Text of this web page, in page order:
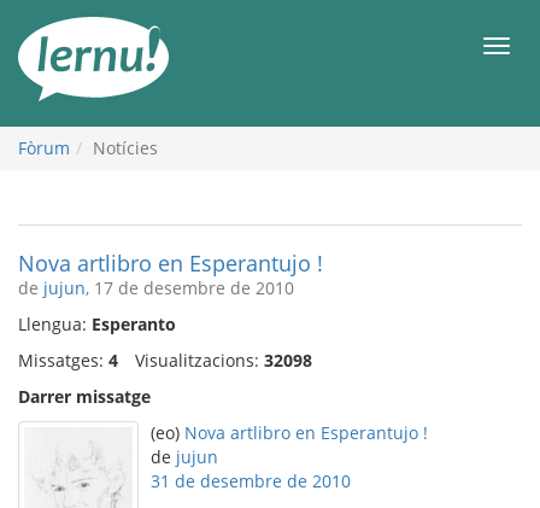
contingut
Fòrum Notícies
Nova artlibro en Esperantujo !
de jujun, 17 de desembre de 2010
Llengua: Esperanto
Missatges: 4 Visualitzacions: 32098
Darrer missatge
(eo) Nova artlibro en Esperantujo !
de jujun
31 de desembre de 2010